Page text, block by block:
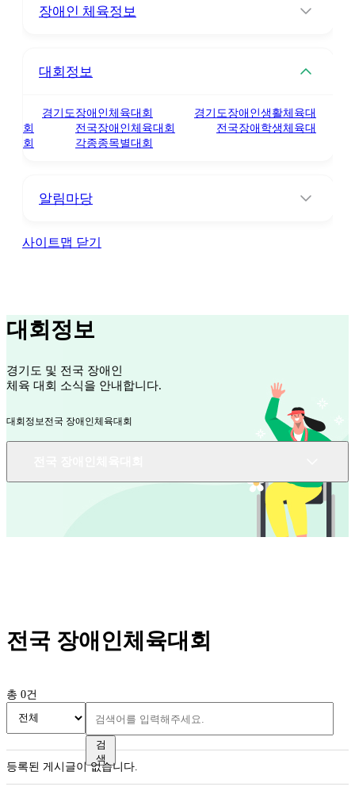
장애인 체육정보
대회정보
경기도장애인체육대회
경기도장애인생활체육대
회
전국장애인체육대회
전국장애학생체육대
회
각종종목별대회
알림마당
사이트맵 닫기
대회정보
경기도 및 전국 장애인
체육 대회 소식을 안내합니다.
대회정보전국 장애인체육대회
전국 장애인체육대회
총 0건
검
색
등록된 게시글이 없습니다.